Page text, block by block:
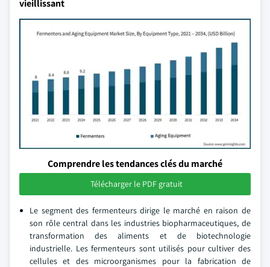
vieillissant
Comprendre les tendances clés du marché
Télécharger le PDF gratuit
Le segment des fermenteurs dirige le marché en raison de
son rôle central dans les industries biopharmaceutiques, de
transformation des aliments et de biotechnologie
industrielle. Les fermenteurs sont utilisés pour cultiver des
cellules et des microorganismes pour la fabrication de